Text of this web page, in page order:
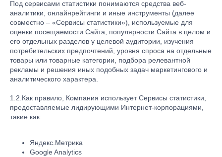
Под сервисами статистики понимаются средства веб-
аналитики, онлайнрейтинги и иные инструменты (далее
совместно – «Сервисы статистики»), используемые для
оценки посещаемости Сайта, популярности Сайта в целом и
его отдельных разделов у целевой аудитории, изучения
потребительских предпочтений, уровня спроса на отдельные
товары или товарные категории, подбора релевантной
рекламы и решения иных подобных задач маркетингового и
аналитического характера.
1.2.Как правило, Компания использует Сервисы статистики,
предоставляемые лидирующими Интернет-корпорациями,
такие как:
Яндекс.Метрика
Google Analytics